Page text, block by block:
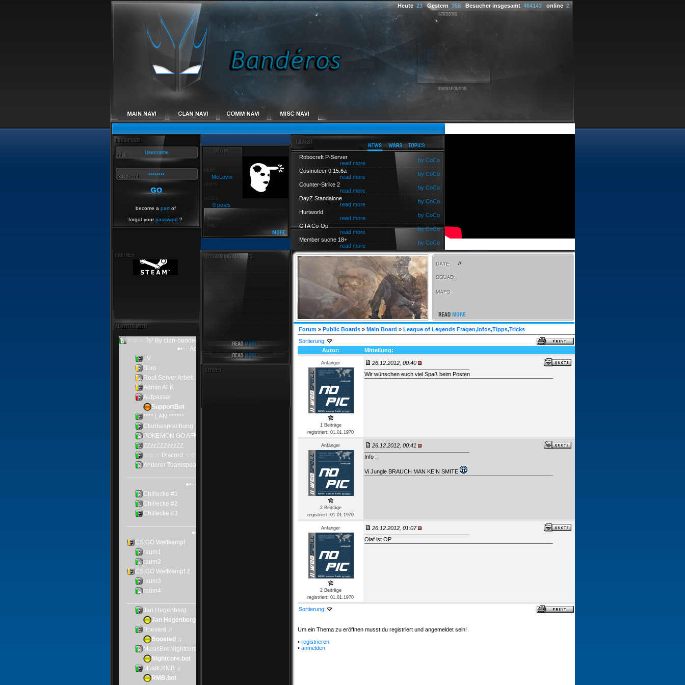
Heute23Gestern 356 Besucher insgesamt 464143 online 2
become a partof
forgot yourpassword ?
McLovin
0 posts
Robocreft P-Server
read more
by CoCo
Cosmoteer 0.15.6a
read more
by CoCo
Counter-Strike 2
read more
by CoCo
DayZ Standalone
read more
by CoCo
Hurtworld
read more
by CoCo
GTA Co-Op
read more
by CoCo
Member suche 18+
read more
by CoCo
//
Forum » Public Boards » Main Board » League of Legends Fragen,Infos,Tipps,Tricks
Sortierung:
Autor:
Mitteilung:
Anfänger
1 Beiträge
registriert: 01.01.1970
26.12.2012, 00:40
Wir wünschen euch viel Spaß beim Posten
Anfänger
2 Beiträge
registriert: 01.01.1970
26.12.2012, 00:41
Info :
Vi Jungle BRAUCH MAN KEIN SMITE
Anfänger
2 Beiträge
registriert: 01.01.1970
26.12.2012, 01:07
Olaf ist OP
Sortierung:
Um ein Thema zu eröffnen musst du registriert und angemeldet sein!
• registrieren
• anmelden